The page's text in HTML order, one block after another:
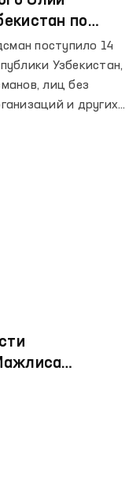
по
по
года
поступило 14
Узбекистан,
лиц без
и других